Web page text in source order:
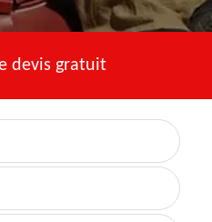
devis gratuit